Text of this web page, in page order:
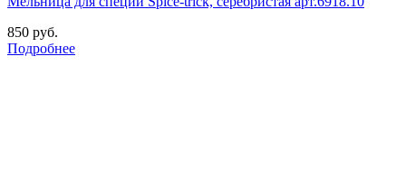
850 руб.
Подробнее